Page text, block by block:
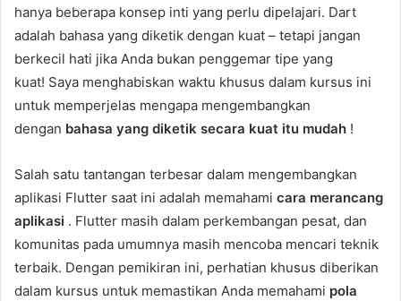
hanya beberapa konsep inti yang perlu dipelajari. Dart
adalah bahasa yang diketik dengan kuat – tetapi jangan
berkecil hati jika Anda bukan penggemar tipe yang
kuat! Saya menghabiskan waktu khusus dalam kursus ini
untuk memperjelas mengapa mengembangkan
dengan bahasa yang diketik secara kuat itu mudah !
Salah satu tantangan terbesar dalam mengembangkan
aplikasi Flutter saat ini adalah memahami cara merancang
aplikasi . Flutter masih dalam perkembangan pesat, dan
komunitas pada umumnya masih mencoba mencari teknik
terbaik. Dengan pemikiran ini, perhatian khusus diberikan
dalam kursus untuk memastikan Anda memahami pola